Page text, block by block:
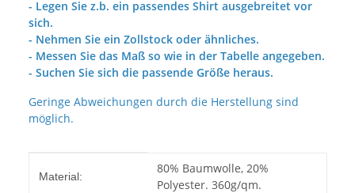
- Legen Sie z.b. ein passendes Shirt ausgebreitet vor
sich.
- Nehmen Sie ein Zollstock oder ähnliches.
- Messen Sie das Maß so wie in der Tabelle angegeben.
- Suchen Sie sich die passende Größe heraus.
Geringe Abweichungen durch die Herstellung sind
möglich.
Material:
80% Baumwolle, 20%
Polyester. 360g/qm.